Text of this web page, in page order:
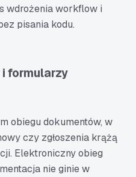
wdrożenia workflow i
pisania kodu.
formularzy
obiegu dokumentów, w
czy zgłoszenia krążą
Elektroniczny obieg
nie ginie w